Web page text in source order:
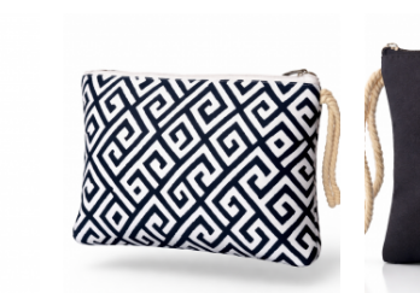
πολλαπλές
παραλλαγές.
Οι
επιλογές
μπορούν
να
επιλεγούν
στη